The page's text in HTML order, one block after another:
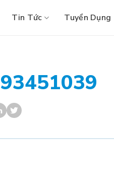
Tin Tức Tuyển Dụng